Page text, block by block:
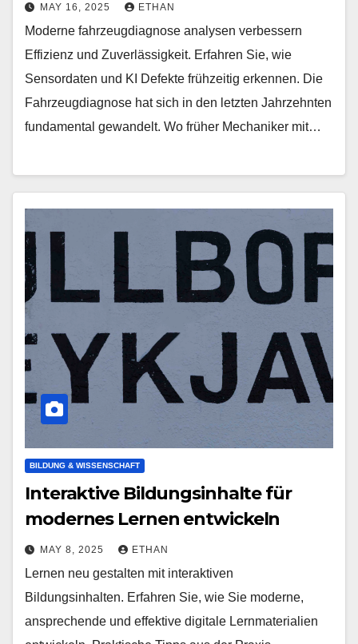
MAY 16, 2025 ETHAN
Moderne fahrzeugdiagnose analysen verbessern
Effizienz und Zuverlässigkeit. Erfahren Sie, wie
Sensordaten und KI Defekte frühzeitig erkennen. Die
Fahrzeugdiagnose hat sich in den letzten Jahrzehnten
fundamental gewandelt. Wo früher Mechaniker mit…
BILDUNG & WISSENSCHAFT
Interaktive Bildungsinhalte für
modernes Lernen entwickeln
MAY 8, 2025 ETHAN
Lernen neu gestalten mit interaktiven
Bildungsinhalten. Erfahren Sie, wie Sie moderne,
ansprechende und effektive digitale Lernmaterialien